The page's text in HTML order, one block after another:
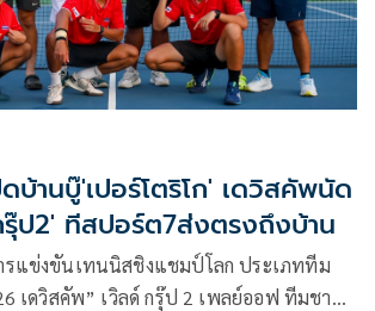
บ้านบู๊'เปอร์โตริโก' เดวิสคัพนัด
รุ๊ป2' ทีสปอร์ต7ส่งตรงถึงบ้าน
รแข่งขันเทนนิสชิงแชมป์โลก ประเภททีม
เดวิสคัพ” เวิลด์ กรุ๊ป 2 เพลย์ออฟ ทีมชาติ